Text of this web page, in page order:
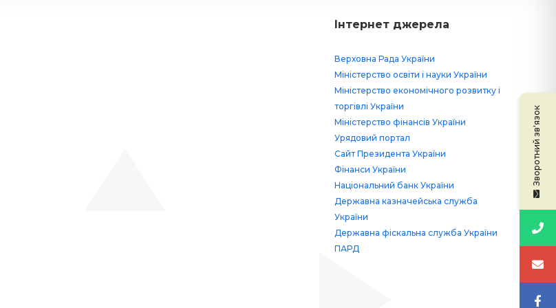
Інтернет джерела
Верховна Рада України
Міністерство освіти і науки України
Міністерство економічного розвитку і
торгівлі України
Міністерство фінансів України
Урядовий портал
Сайт Президента України
Фінанси України
Національний банк України
Державна казначейська служба
України
Державна фіскальна служба України
ПАРД
Зворотний зв'язок